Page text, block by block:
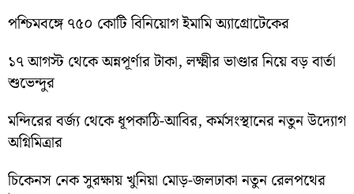
পশ্চিমবঙ্গে ৭৫০ কোটি বিনিয়োগ ইমামি অ্যাগ্রোটেকের
১৭ আগস্ট থেকে অন্নপূর্ণার টাকা, লক্ষ্মীর ভাণ্ডার নিয়ে বড় বার্তা
শুভেন্দুর
মন্দিরের বর্জ্য থেকে ধূপকাঠি-আবির, কর্মসংস্থানের নতুন উদ্যোগ
অগ্নিমিত্রার
চিকেনস নেক সুরক্ষায় খুনিয়া মোড়-জলঢাকা নতুন রেলপথের